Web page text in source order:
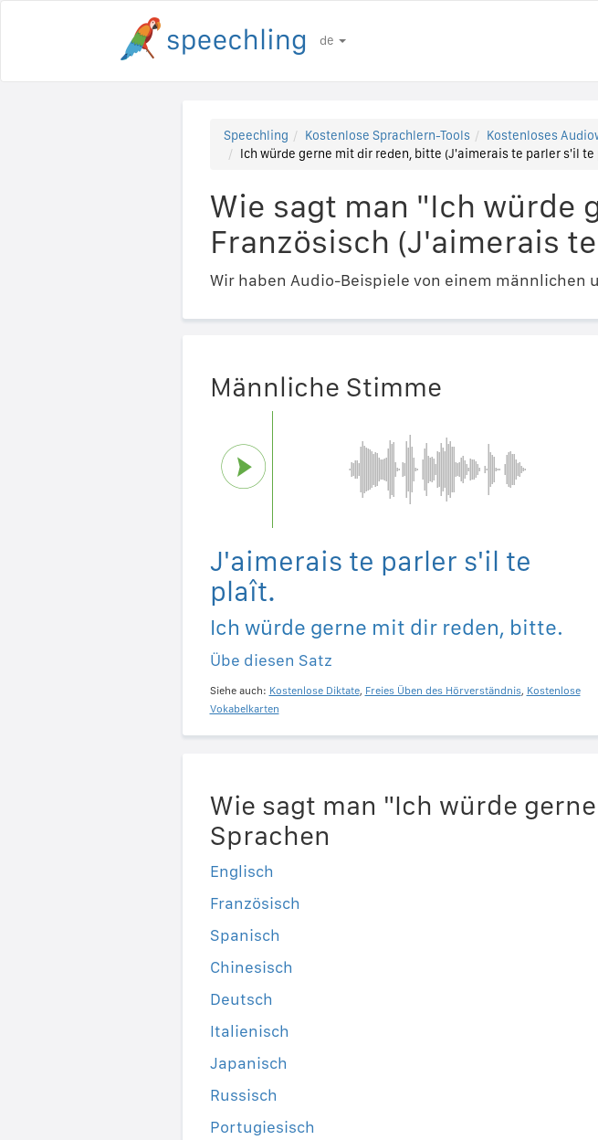
de
Speechling Kostenlose Sprachlern-Tools
Kostenloses
Ich würde gerne mit dir reden, bitte (J'aimerais te parler s'il te
Wie sagt man "Ich
Französisch (J'aimerais
Wir haben Audio-Beispiele von einem
Männliche Stimme
J'aimerais te parler s'il te
plaît.
Ich würde gerne mit dir reden, bitte.
Übe diesen Satz
Siehe auch: Kostenlose Diktate, Freies Üben des Hörverständnis, Kostenlose
Vokabelkarten
Wie sagt man "Ich würde
Sprachen
Englisch
Französisch
Spanisch
Chinesisch
Deutsch
Italienisch
Japanisch
Russisch
Portugiesisch